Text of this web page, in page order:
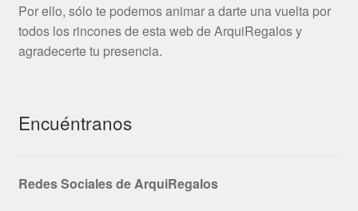
Por ello, sólo te podemos animar a darte una vuelta por
todos los rincones de esta web de ArquiRegalos y
agradecerte tu presencia.
Encuéntranos
Redes Sociales de ArquiRegalos